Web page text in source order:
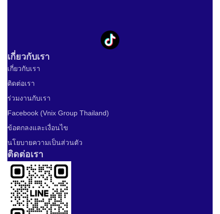
เกี่ยวกับเรา
เกี่ยวกับเรา
ติดต่อเรา
ร่วมงานกับเรา
Facebook (Vnix Group Thailand)
ข้อตกลงและเงื่อนไข
นโยบายความเป็นส่วนตัว
ติดต่อเรา